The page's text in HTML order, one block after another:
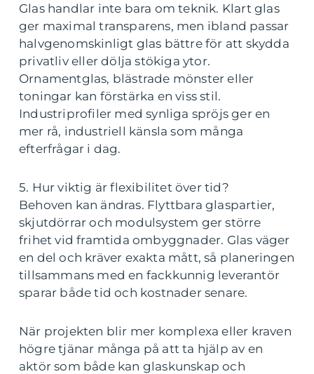
Glas handlar inte bara om teknik. Klart glas
ger maximal transparens, men ibland passar
halvgenomskinligt glas bättre för att skydda
privatliv eller dölja stökiga ytor.
Ornamentglas, blästrade mönster eller
toningar kan förstärka en viss stil.
Industriprofiler med synliga spröjs ger en
mer rå, industriell känsla som många
efterfrågar i dag.
5. Hur viktig är flexibilitet över tid?
Behoven kan ändras. Flyttbara glaspartier,
skjutdörrar och modulsystem ger större
frihet vid framtida ombyggnader. Glas väger
en del och kräver exakta mått, så planeringen
tillsammans med en fackkunnig leverantör
sparar både tid och kostnader senare.
När projekten blir mer komplexa eller kraven
högre tjänar många på att ta hjälp av en
aktör som både kan glaskunskap och